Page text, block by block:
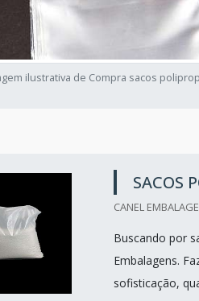
ilustrativa de Compra sacos
SACOS
CANEL
Buscando por
Embalagens.
sofisticação,